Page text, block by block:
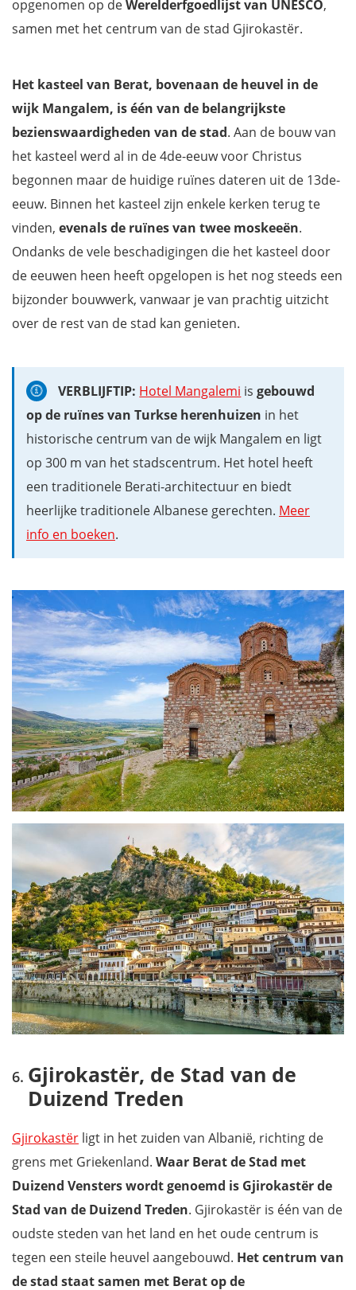
opgenomen op deWerelderfgoedlijst van UNESCO,
samen met het centrum van de stad Gjirokastër.
Het kasteel van Berat, bovenaan de heuvel in de
wijk Mangalem, is één van de belangrijkste
bezienswaardigheden van de stad. Aan de bouw van
het kasteel werd al in de 4de-eeuw voor Christus
begonnen maar de huidige ruïnes dateren uit de 13de-
eeuw. Binnen het kasteel zijn enkele kerken terug te
vinden, evenals de ruïnes van twee moskeeën.
Ondanks de vele beschadigingen die het kasteel door
de eeuwen heen heeft opgelopen is het nog steeds een
bijzonder bouwwerk, vanwaar je van prachtig uitzicht
over de rest van de stad kan genieten.
VERBLIJFTIP: Hotel Mangalemi isgebouwd
op de ruïnes van Turkse herenhuizen in het
historische centrum van de wijk Mangalem en ligt
op 300 m van het stadscentrum. Het hotel heeft
een traditionele Berati-architectuur en biedt
heerlijke traditionele Albanese gerechten. Meer
info en boeken.
Gjirokastër, de Stad van de
Duizend Treden
Gjirokastër ligt in het zuiden van Albanië, richting de
grens met Griekenland. Waar Berat de Stad met
Duizend Vensters wordt genoemd is Gjirokastër de
Stad van de Duizend Treden. Gjirokastër is één van de
oudste steden van het land en het oude centrum is
tegen een steile heuvel aangebouwd. Het centrum van
de stad staat samen met Berat op de